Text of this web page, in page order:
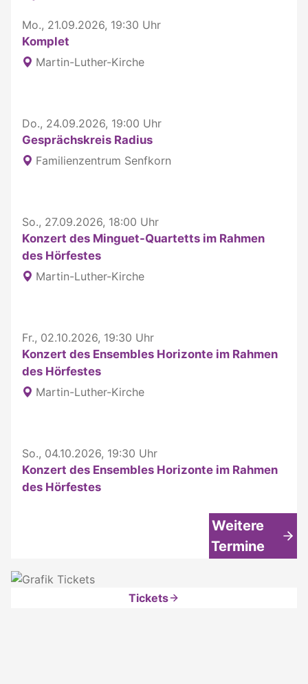
Mo., 21.09.2026, 19:30 Uhr
Komplet
Martin-Luther-Kirche
Do., 24.09.2026, 19:00 Uhr
Gesprächskreis Radius
Familienzentrum Senfkorn
So., 27.09.2026, 18:00 Uhr
Konzert des Minguet-Quartetts im Rahmen
des Hörfestes
Martin-Luther-Kirche
Fr., 02.10.2026, 19:30 Uhr
Konzert des Ensembles Horizonte im Rahmen
des Hörfestes
Martin-Luther-Kirche
So., 04.10.2026, 19:30 Uhr
Konzert des Ensembles Horizonte im Rahmen
des Hörfestes
Weitere
Termine
Tickets